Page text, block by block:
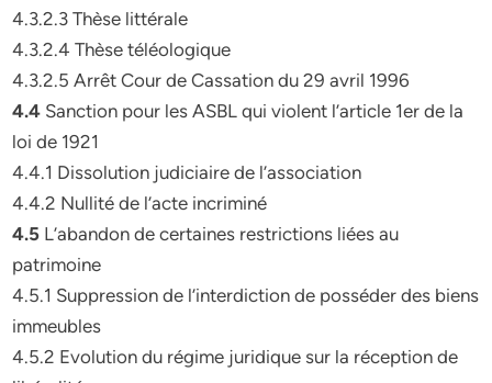
4.3.2.3 Thèse littérale
4.3.2.4 Thèse téléologique
4.3.2.5 Arrêt Cour de Cassation du 29 avril 1996
4.4 Sanction pour les ASBL qui violent l’article 1er de la
loi de 1921
4.4.1 Dissolution judiciaire de l’association
4.4.2 Nullité de l’acte incriminé
4.5 L’abandon de certaines restrictions liées au
patrimoine
4.5.1 Suppression de l’interdiction de posséder des biens
immeubles
4.5.2 Evolution du régime juridique sur la réception de